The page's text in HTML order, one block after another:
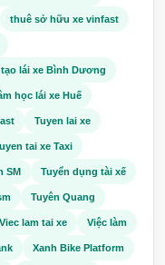
thuê sở hữu xe vinfast
lái xe Bình Dương
học lái xe Huế
Tuyen lai xe
tai xe Taxi
SM Tuyển dụng tài xế
Tuyên Quang
Viec lam tai xe Việc làm
Xanh Bike Platform